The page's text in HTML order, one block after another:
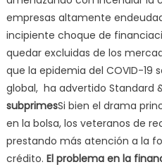
empresas altamente
incipiente choque de
quedar excluidas de los
que la epidemia del COVID-19
global, ha advertido Standard &
subprimesSi bien el drama
en la bolsa, los veteranos de
prestando más atención a la
crédito. El problema en la